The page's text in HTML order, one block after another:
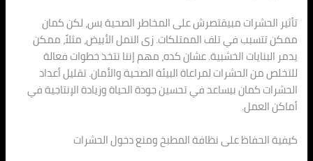
تأثير الحشرات مبيقتصرش على المخاطر الصحية بس، لكن كمان
ممكن تتسبب في تلف الممتلكات. زى النمل الأبيض، مثلاً، ممكن
يدمر البنايات الخشبية. عشان كده، مهم إننا نتخذ خطوات فعالة
للتخلص من الحشرات لمراعاة البيئة الصحية والأمان. تقليل أعداد
الحشرات كمان بيساعد في تحسين جودة الحياة وزيادة الإنتاجية في
أماكن العمل.
كيفية الحفاظ على نظافة المطبخ ومنع دخول الحشرات